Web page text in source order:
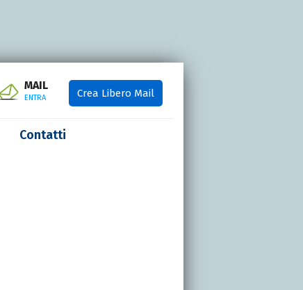
MAIL
ENTRA Crea Libero Mail
Contatti